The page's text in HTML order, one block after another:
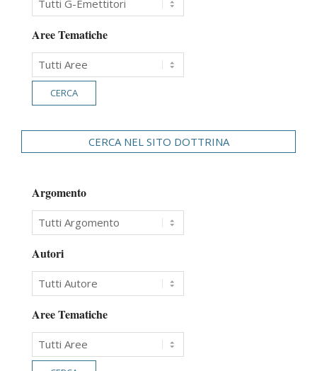
Aree Tematiche
CERCA NEL SITO DOTTRINA
Argomento
Autori
Aree Tematiche